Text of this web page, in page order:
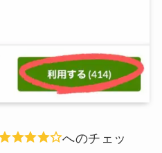
へのチェッ